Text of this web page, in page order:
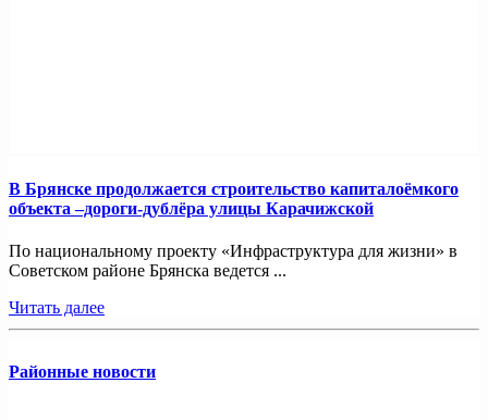
В Брянске продолжается строительство капиталоёмкого
объекта –дороги-дублёра улицы Карачижской
По национальному проекту «Инфраструктура для жизни» в
Советском районе Брянска ведется ...
Читать далее
Районные новости